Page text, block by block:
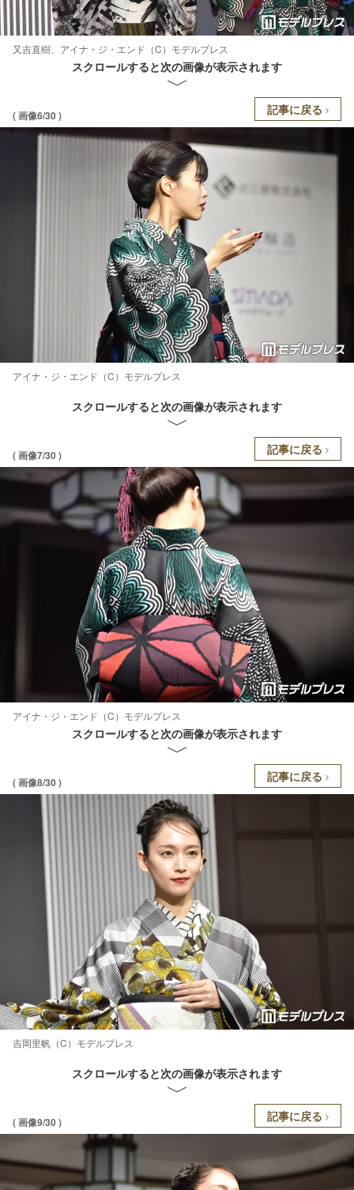
又吉直樹、アイナ・ジ・エンド（C）モデルプレス
スクロールすると次の画像が表示されます
( 画像6/30 ) 記事に戻る
アイナ・ジ・エンド（C）モデルプレス
スクロールすると次の画像が表示されます
( 画像7/30 ) 記事に戻る
アイナ・ジ・エンド（C）モデルプレス
スクロールすると次の画像が表示されます
( 画像8/30 ) 記事に戻る
吉岡里帆（C）モデルプレス
スクロールすると次の画像が表示されます
( 画像9/30 ) 記事に戻る